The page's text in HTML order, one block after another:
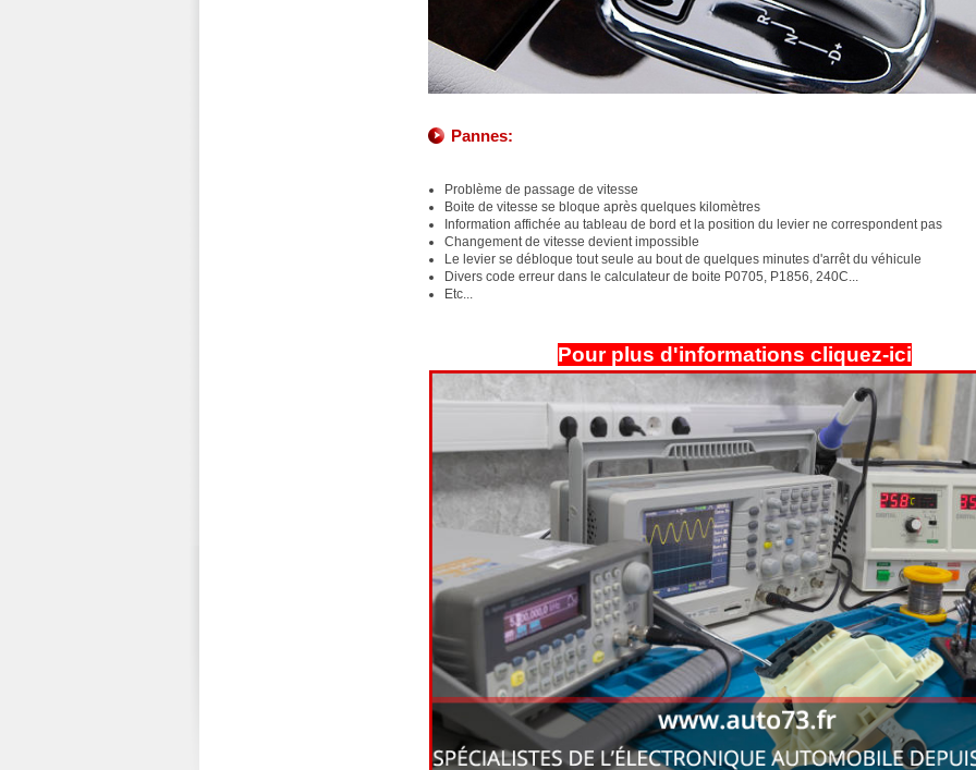
Pannes:
Problème de passage de vitesse
Boite de vitesse se bloque après quelques kilomètres
Information affichée au tableau de bord et la position du levier ne correspondent pas
Changement de vitesse devient impossible
Le levier se débloque tout seule au bout de quelques minutes d'arrêt du véhicule
Divers code erreur dans le calculateur de boite P0705, P1856, 240C...
Etc...
Pour plus d'informations cliquez-ici